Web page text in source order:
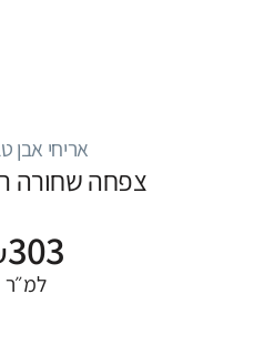
אריחי אבן
צפחה שחורה
303
למ״ר